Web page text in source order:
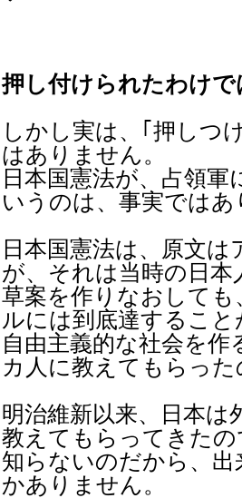
押し付けられたわけで
しかし実は、｢押しつ
はありません。
日本国憲法が、占領
いうのは、事実では
日本国憲法は、原文
が、それは当時の日
草案を作りなおして
ルには到底達するこ
自由主義的な社会を
カ人に教えてもらっ
明治維新以来、日本は
教えてもらってきたの
知らないのだから、
かありません。